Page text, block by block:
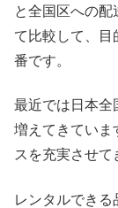
と全国区への
て比較して、目
番です。
最近では日本全
増えてきていま
スを充実させて
レンタルでき